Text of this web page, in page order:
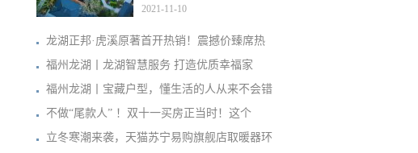
2021-11-10
龙湖正邦·虎溪原著首开热销！震撼价臻席热
福州龙湖丨龙湖智慧服务 打造优质幸福家
福州龙湖丨宝藏户型，懂生活的人从来不会错
不做“尾款人” ！双十一买房正当时！这个
立冬寒潮来袭，天猫苏宁易购旗舰店取暖器环